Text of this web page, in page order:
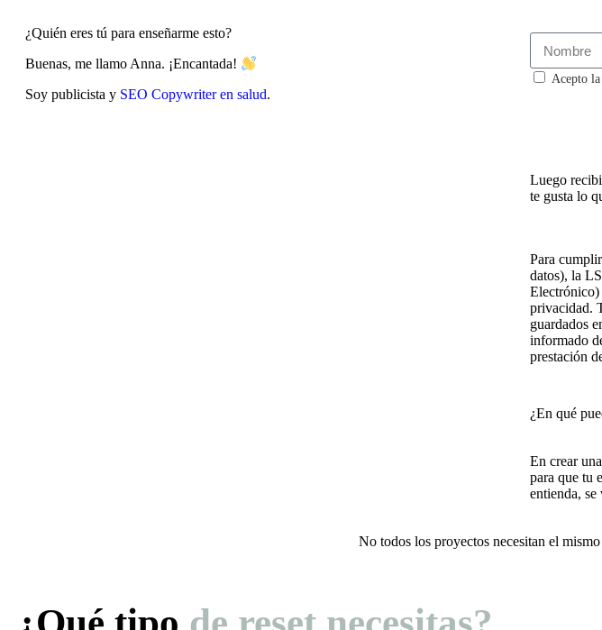
¿Quién eres tú para enseñarme esto?
Buenas, me llamo Anna. ¡Encantada!
Soy publicista y SEO Copywriter en salud.
Acepto la
Luego
te gusta lo
Para
datos), la
Electrónico)
privacidad.
guardados
informado
prestación
¿En qué
En crear
para que tu
entienda, se
No todos los proyectos necesitan el